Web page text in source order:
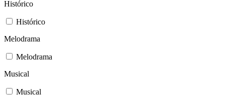
Histórico
Histórico
Melodrama
Melodrama
Musical
Musical